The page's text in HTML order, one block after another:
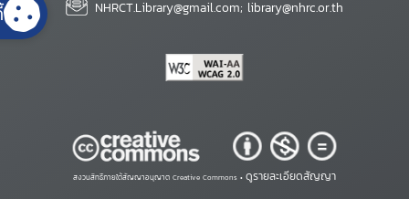
NHRCT.Library@gmail.com; library@nhrc.or.th
สงวนสิทธิ์ภายใต้สัญญาอนุญาต Creative Commons • ดูรายละเอียดสัญญา